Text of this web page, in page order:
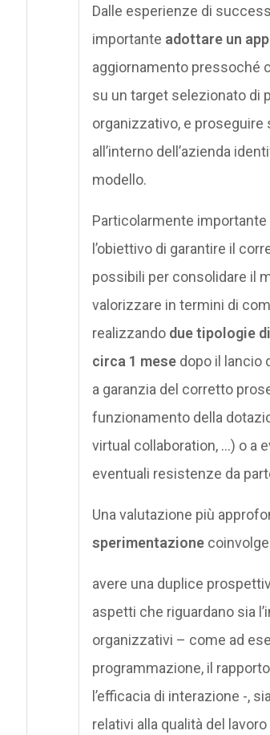
Dalle esperienze di
importante adottare un
aggiornamento pressoché
su un target selezionato di
organizzativo, e
all’interno dell’azienda
modello.
Particolarmente importante
l’obiettivo di garantire il
possibili per consolidare il
valorizzare in termini di
realizzando due tipologie
circa 1 mesedopo il lancio
a garanzia del corretto
funzionamento della
virtual collaboration, …) o a
eventuali resistenze da
Una valutazione più
sperimentazione
avere una duplice
aspetti che riguardano sia
organizzativi – come ad
programmazione, il
l’efficacia di interazione -,
relativi alla qualità del